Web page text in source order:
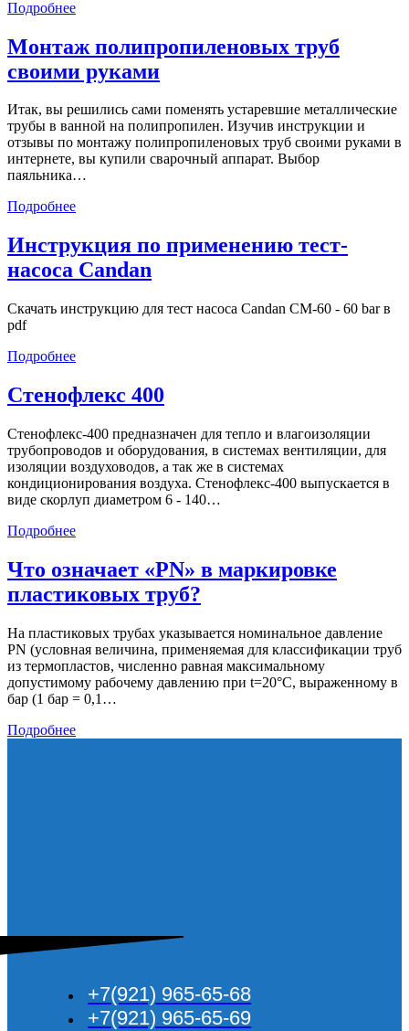
ПодробнееТехнический
трубопроводов
Кросс
Монтаж полипропиленовых труб
своими руками
Итак, вы решились сами поменять устаревшие металлические
трубы в ванной на полипропилен. Изучив инструкции и
отзывы по монтажу полипропиленовых труб своими руками в
интернете, вы купили сварочный аппарат. Выбор
паяльника…
ПодробнееМонтаж
труб
своими
руками
Инструкция по применению тест-
насоса Candan
Скачать инструкцию для тест насоса Candan CM-60 - 60 bar в
pdf
ПодробнееИнструкция
применению
тест-
Candan
Стенофлекс 400
Стенофлекс-400 предназначен для тепло и влагоизоляции
трубопроводов и оборудования, в системах вентиляции, для
изоляции воздуховодов, а так же в системах
кондиционирования воздуха. Стенофлекс-400 выпускается в
виде скорлуп диаметром 6 - 140…
ПодробнееСтенофлекс
Что означает «PN» в маркировке
пластиковых труб?
На пластиковых трубах указывается номинальное давление
PN (условная величина, применяемая для классификации труб
из термопластов, численно равная максимальному
допустимому рабочему давлению при t=20°C, выраженному в
бар (1 бар = 0,1…
ПодробнееЧто
+7(921) 965-65-68
+7(921) 965-65-69